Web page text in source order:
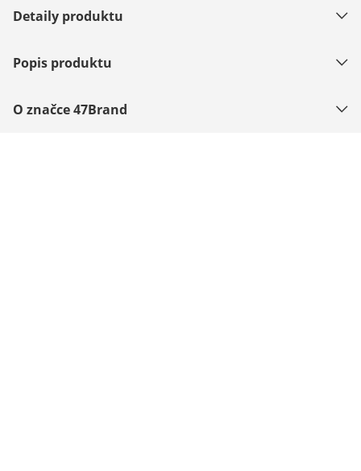
Detaily produktu
Popis produktu
O značce 47Brand